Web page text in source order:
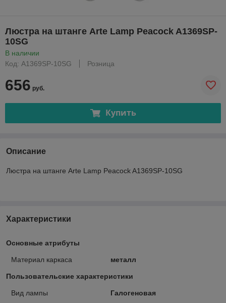
Люстра на штанге Arte Lamp Peacock A1369SP-
10SG
В наличии
Код: A1369SP-10SG
Розница
656 руб.
Купить
Описание
Люстра на штанге Arte Lamp Peacock A1369SP-10SG
Характеристики
Основные атрибуты
Материал каркаса металл
Пользовательские характеристики
Вид лампы
Галогеновая